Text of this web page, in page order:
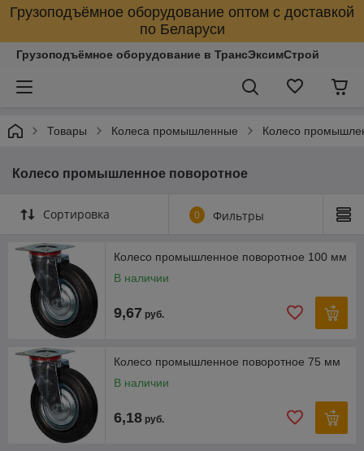
Грузоподъёмное оборудование оптом с доставкой
по Беларуси
Грузоподъёмное оборудование в ТрансЭксимСтрой
Товары Колеса промышленные Колесо
Колесо промышленное поворотное
Сортировка 0 Фильтры
Колесо промышленное поворотное 100 мм
В наличии
9,67 руб.
Колесо промышленное поворотное 75 мм
В наличии
6,18 руб.